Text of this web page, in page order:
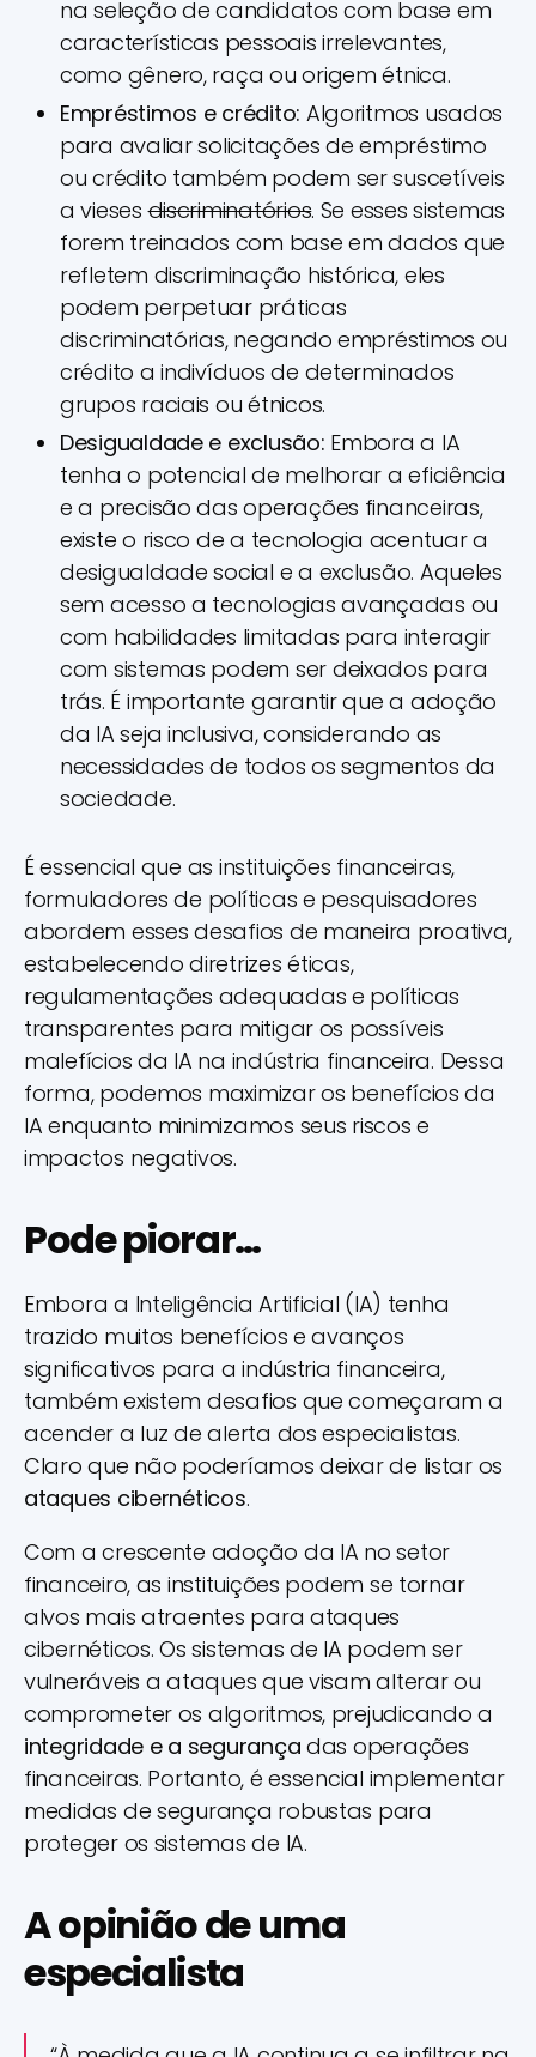
na seleção de candidatos com base em
características pessoais irrelevantes,
como gênero, raça ou origem étnica.
Empréstimos e crédito: Algoritmos usados
para avaliar solicitações de empréstimo
ou crédito também podem ser suscetíveis
a viesesdiscriminatórios. Se esses sistemas
forem treinados com base em dados que
refletem discriminação histórica, eles
podem perpetuar práticas
discriminatórias, negando empréstimos ou
crédito a indivíduos de determinados
grupos raciais ou étnicos.
Desigualdade e exclusão: Embora a IA
tenha o potencial de melhorar a eficiência
e a precisão das operações financeiras,
existe o risco de a tecnologia acentuar a
desigualdade social e a exclusão. Aqueles
sem acesso a tecnologias avançadas ou
com habilidades limitadas para interagir
com sistemas podem ser deixados para
trás. É importante garantir que a adoção
da IA seja inclusiva, considerando as
necessidades de todos os segmentos da
sociedade.
É essencial que as instituições financeiras,
formuladores de políticas e pesquisadores
abordem esses desafios de maneira proativa,
estabelecendo diretrizes éticas,
regulamentações adequadas e políticas
transparentes para mitigar os possíveis
malefícios da IA na indústria financeira. Dessa
forma, podemos maximizar os benefícios da
IA enquanto minimizamos seus riscos e
impactos negativos.
Pode piorar…
Embora a Inteligência Artificial (IA) tenha
trazido muitos benefícios e avanços
significativos para a indústria financeira,
também existem desafios que começaram a
acender a luz de alerta dos especialistas.
Claro que não poderíamos deixar de listar os
ataques cibernéticos.
Com a crescente adoção da IA no setor
financeiro, as instituições podem se tornar
alvos mais atraentes para ataques
cibernéticos. Os sistemas de IA podem ser
vulneráveis ​​a ataques que visam alterar ou
comprometer os algoritmos, prejudicando a
integridade e a segurança das operações
financeiras. Portanto, é essencial implementar
medidas de segurança robustas para
proteger os sistemas de IA.
A opinião de uma
especialista